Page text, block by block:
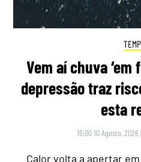
Vem aí chuva ‘em
depressão traz
esta
16:00 10 Agosto, 2026 |
Calor volta a apertar